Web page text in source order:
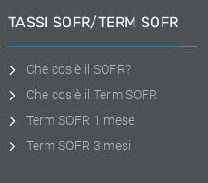
TASSI SOFR/TERM SOFR
Che cos'è il SOFR?
Che cos'è il Term SOFR
Term SOFR 1 mese
Term SOFR 3 mesi